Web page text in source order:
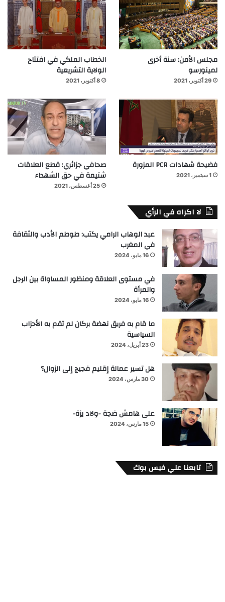
مجلس الأمن: سنة أخرى
لمينورسو
29 أكتوبر، 2021
الخطاب الملكي في افتتاح
الولاية التشريعية
8 أكتوبر، 2021
فضيحة شهادات PCR المزورة
1 سبتمبر، 2021
صحافي جزائري: قطع العلاقات
شتيمة في حق الشهداء
25 أغسطس، 2021
لا اكراه في الرأي
عبد الوهاب الرامي يكتب: طوطم الأدب والثقافة
في المغرب
16 مايو، 2024
في مستوى العلاقة ومنظور المساواة بين الرجل
والمرأة
16 مايو، 2024
ما قام به فريق نهضة بركان لم تقم به الأحزاب
السياسية
23 أبريل، 2024
هل تسير عمالة إقليم فجيج إلى الزوال؟
30 مارس، 2024
على هامش ضجة -ولاد يزة-
15 مارس، 2024
تابعنا علي فيس بوك